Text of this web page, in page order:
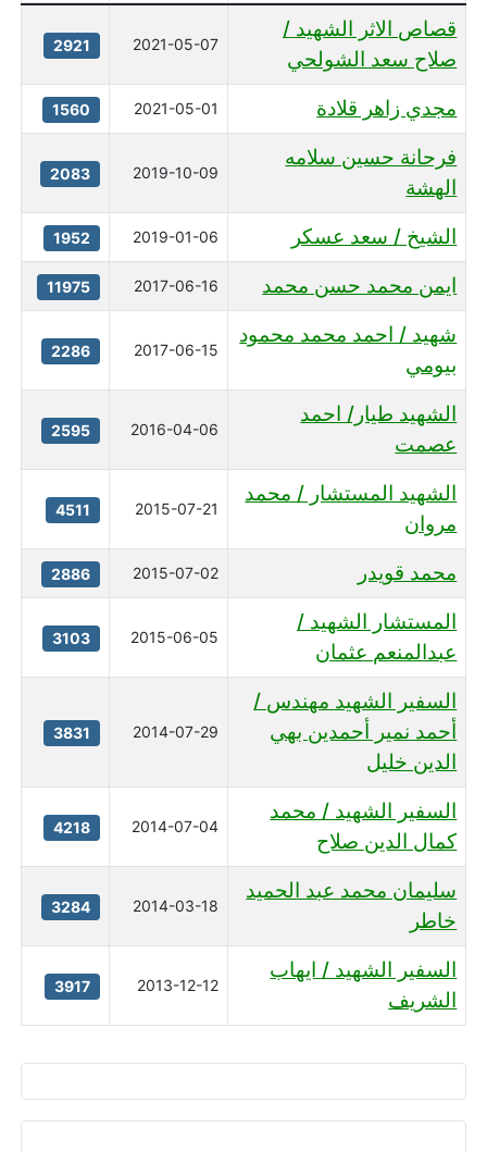
جدول المقالات
قصاص الاثر الشهيد /
صلاح سعد الشولحي
2021-05-07
2921
مجدي زاهر قلادة 2021-05-01
1560
فرحانة حسين سلامه
الهشة
2019-10-09
2083
الشيخ / سعد عسكر 2019-01-06
1952
ايمن محمد حسن محمد 2017-06-16
11975
شهيد / احمد محمد محمود
بيومي
2017-06-15
2286
الشهيد طيار/ احمد
عصمت
2016-04-06
2595
الشهيد المستشار / محمد
مروان
2015-07-21
4511
محمد قويدر 2015-07-02
2886
المستشار الشهيد /
عبدالمنعم عثمان
2015-06-05
3103
السفير الشهيد مهندس /
أحمد نمير أحمدين بهي
الدين خليل
2014-07-29
3831
السفير الشهيد / محمد
كمال الدين صلاح
2014-07-04
4218
سليمان محمد عبد الحميد
خاطر
2014-03-18
3284
السفير الشهيد / ايهاب
الشريف
2013-12-12
3917